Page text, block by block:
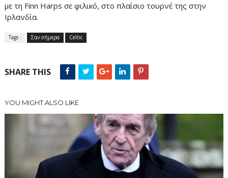
με τη Finn Harps σε φιλικό, στο πλαίσιο τουρνέ της στην
Ιρλανδία.
Tags : Σαν σήμερα Celtic
SHARE THIS
YOU MIGHT ALSO LIKE